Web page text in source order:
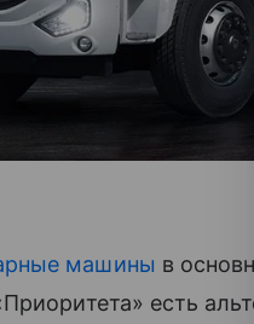
машины в
есть